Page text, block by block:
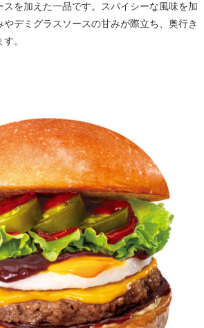
を加えた一品です。スパイシーな風味を加
やデミグラスソースの甘みが際立ち、奥行き
。